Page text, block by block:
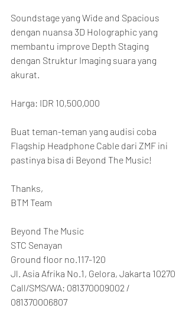
Soundstage yang Wide and Spacious
dengan nuansa 3D Holographic yang
membantu improve Depth Staging
dengan Struktur Imaging suara yang
akurat.
Harga: IDR 10,500,000
Buat teman-teman yang audisi coba
Flagship Headphone Cable dari ZMF ini
pastinya bisa di Beyond The Music!
Thanks,
BTM Team
Beyond The Music
STC Senayan
Ground floor no.117-120
Jl. Asia Afrika No.1, Gelora, Jakarta 10270
Call/SMS/WA: 081370009002 /
081370006807